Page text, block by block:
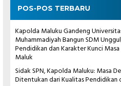
POS-POS TERBARU
Kapolda Maluku Gandeng
Muhammadiyah Bangun SDM
Pendidikan dan Karakter Kunci
Maluk
Sidak SPN, Kapolda Maluku: Masa
Ditentukan dari Kualitas Pendidikan